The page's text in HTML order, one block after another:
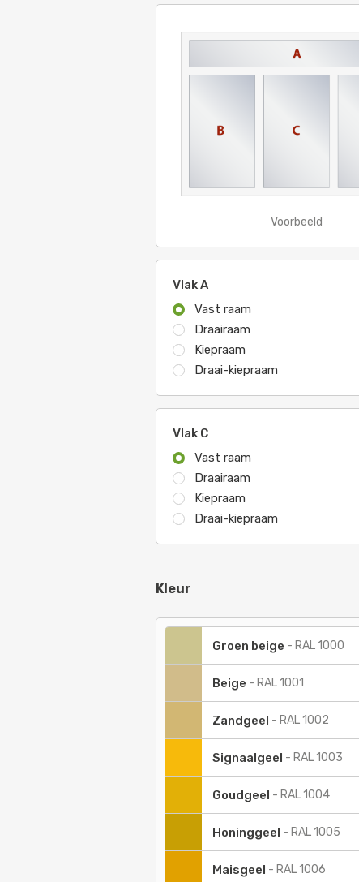
Voorbeeld
Vlak A
Vast raam
Draairaam
Kiepraam
Draai-kiepraam
Vlak C
Vast raam
Draairaam
Kiepraam
Draai-kiepraam
Kleur
Groen beige - RAL 1000
Beige - RAL 1001
Zandgeel - RAL 1002
Signaalgeel - RAL 1003
Goudgeel - RAL 1004
Honinggeel - RAL 1005
Maisgeel - RAL 1006